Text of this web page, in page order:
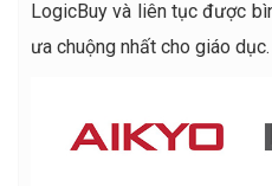
LogicBuy và liên tục được
ưa chuộng nhất cho giáo dục.